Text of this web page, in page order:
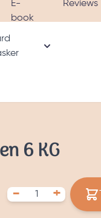
E-
book
Reviews
voor Hoezen &
Toon
6 KG
- +